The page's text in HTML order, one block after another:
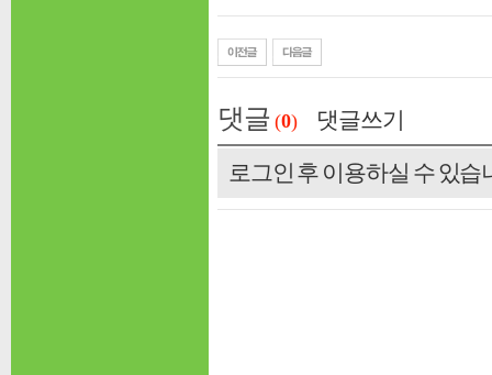
댓글(0)
댓글쓰기
로그인 후 이용하실 수 있